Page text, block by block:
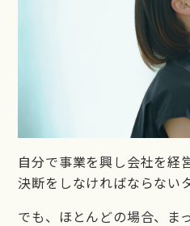
自分で事業を興し会社を経
決断をしなければならない
でも、ほとんどの場合、ま